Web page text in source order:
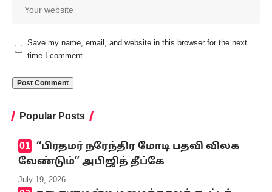
Save my name, email, and website in this browser for the next
time I comment.
Popular Posts
‘‘பிரதமர் நரேந்திர மோடி பதவி விலக
வேண்டும்” அபிஜித் தீப்கே
July 19, 2026